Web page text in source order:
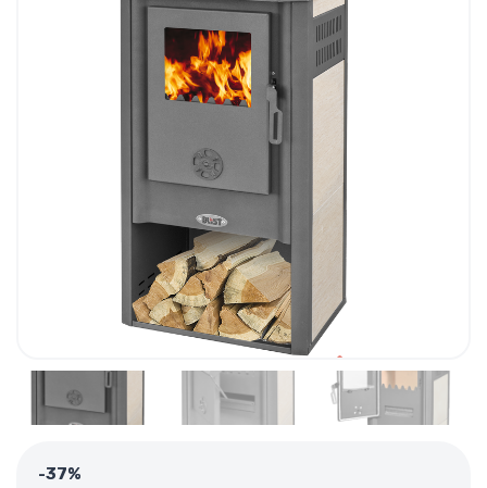
-37%